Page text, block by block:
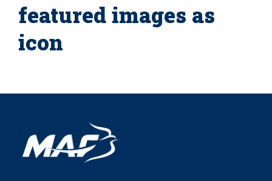
featured images as
icon